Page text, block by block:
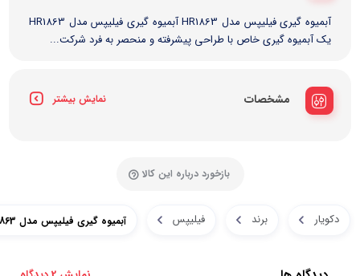
آبمیوه گیری فیلیپس مدل HR1863 آبمیوه گیری فیلیپس مدل HR1863
یک آبمیوه گیری خاص با طراحی پیشرفته و منحصر به فرد شرکت...
مشخصات نمایش بیشتر
بازخورد درباره این کالا
دکویار برند فیلیپس آبمیوه گیری فیلیپس مدل HR1863